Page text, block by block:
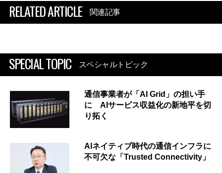
RELATED ARTICLE 関連記事
SPECIAL TOPIC スペシャルトピック
通信事業者が「AI Grid」の担い手
に AIサービス収益化の新地平を切
り拓く
AIネイティブ時代の通信インフラに
不可欠な「Trusted Connectivity」